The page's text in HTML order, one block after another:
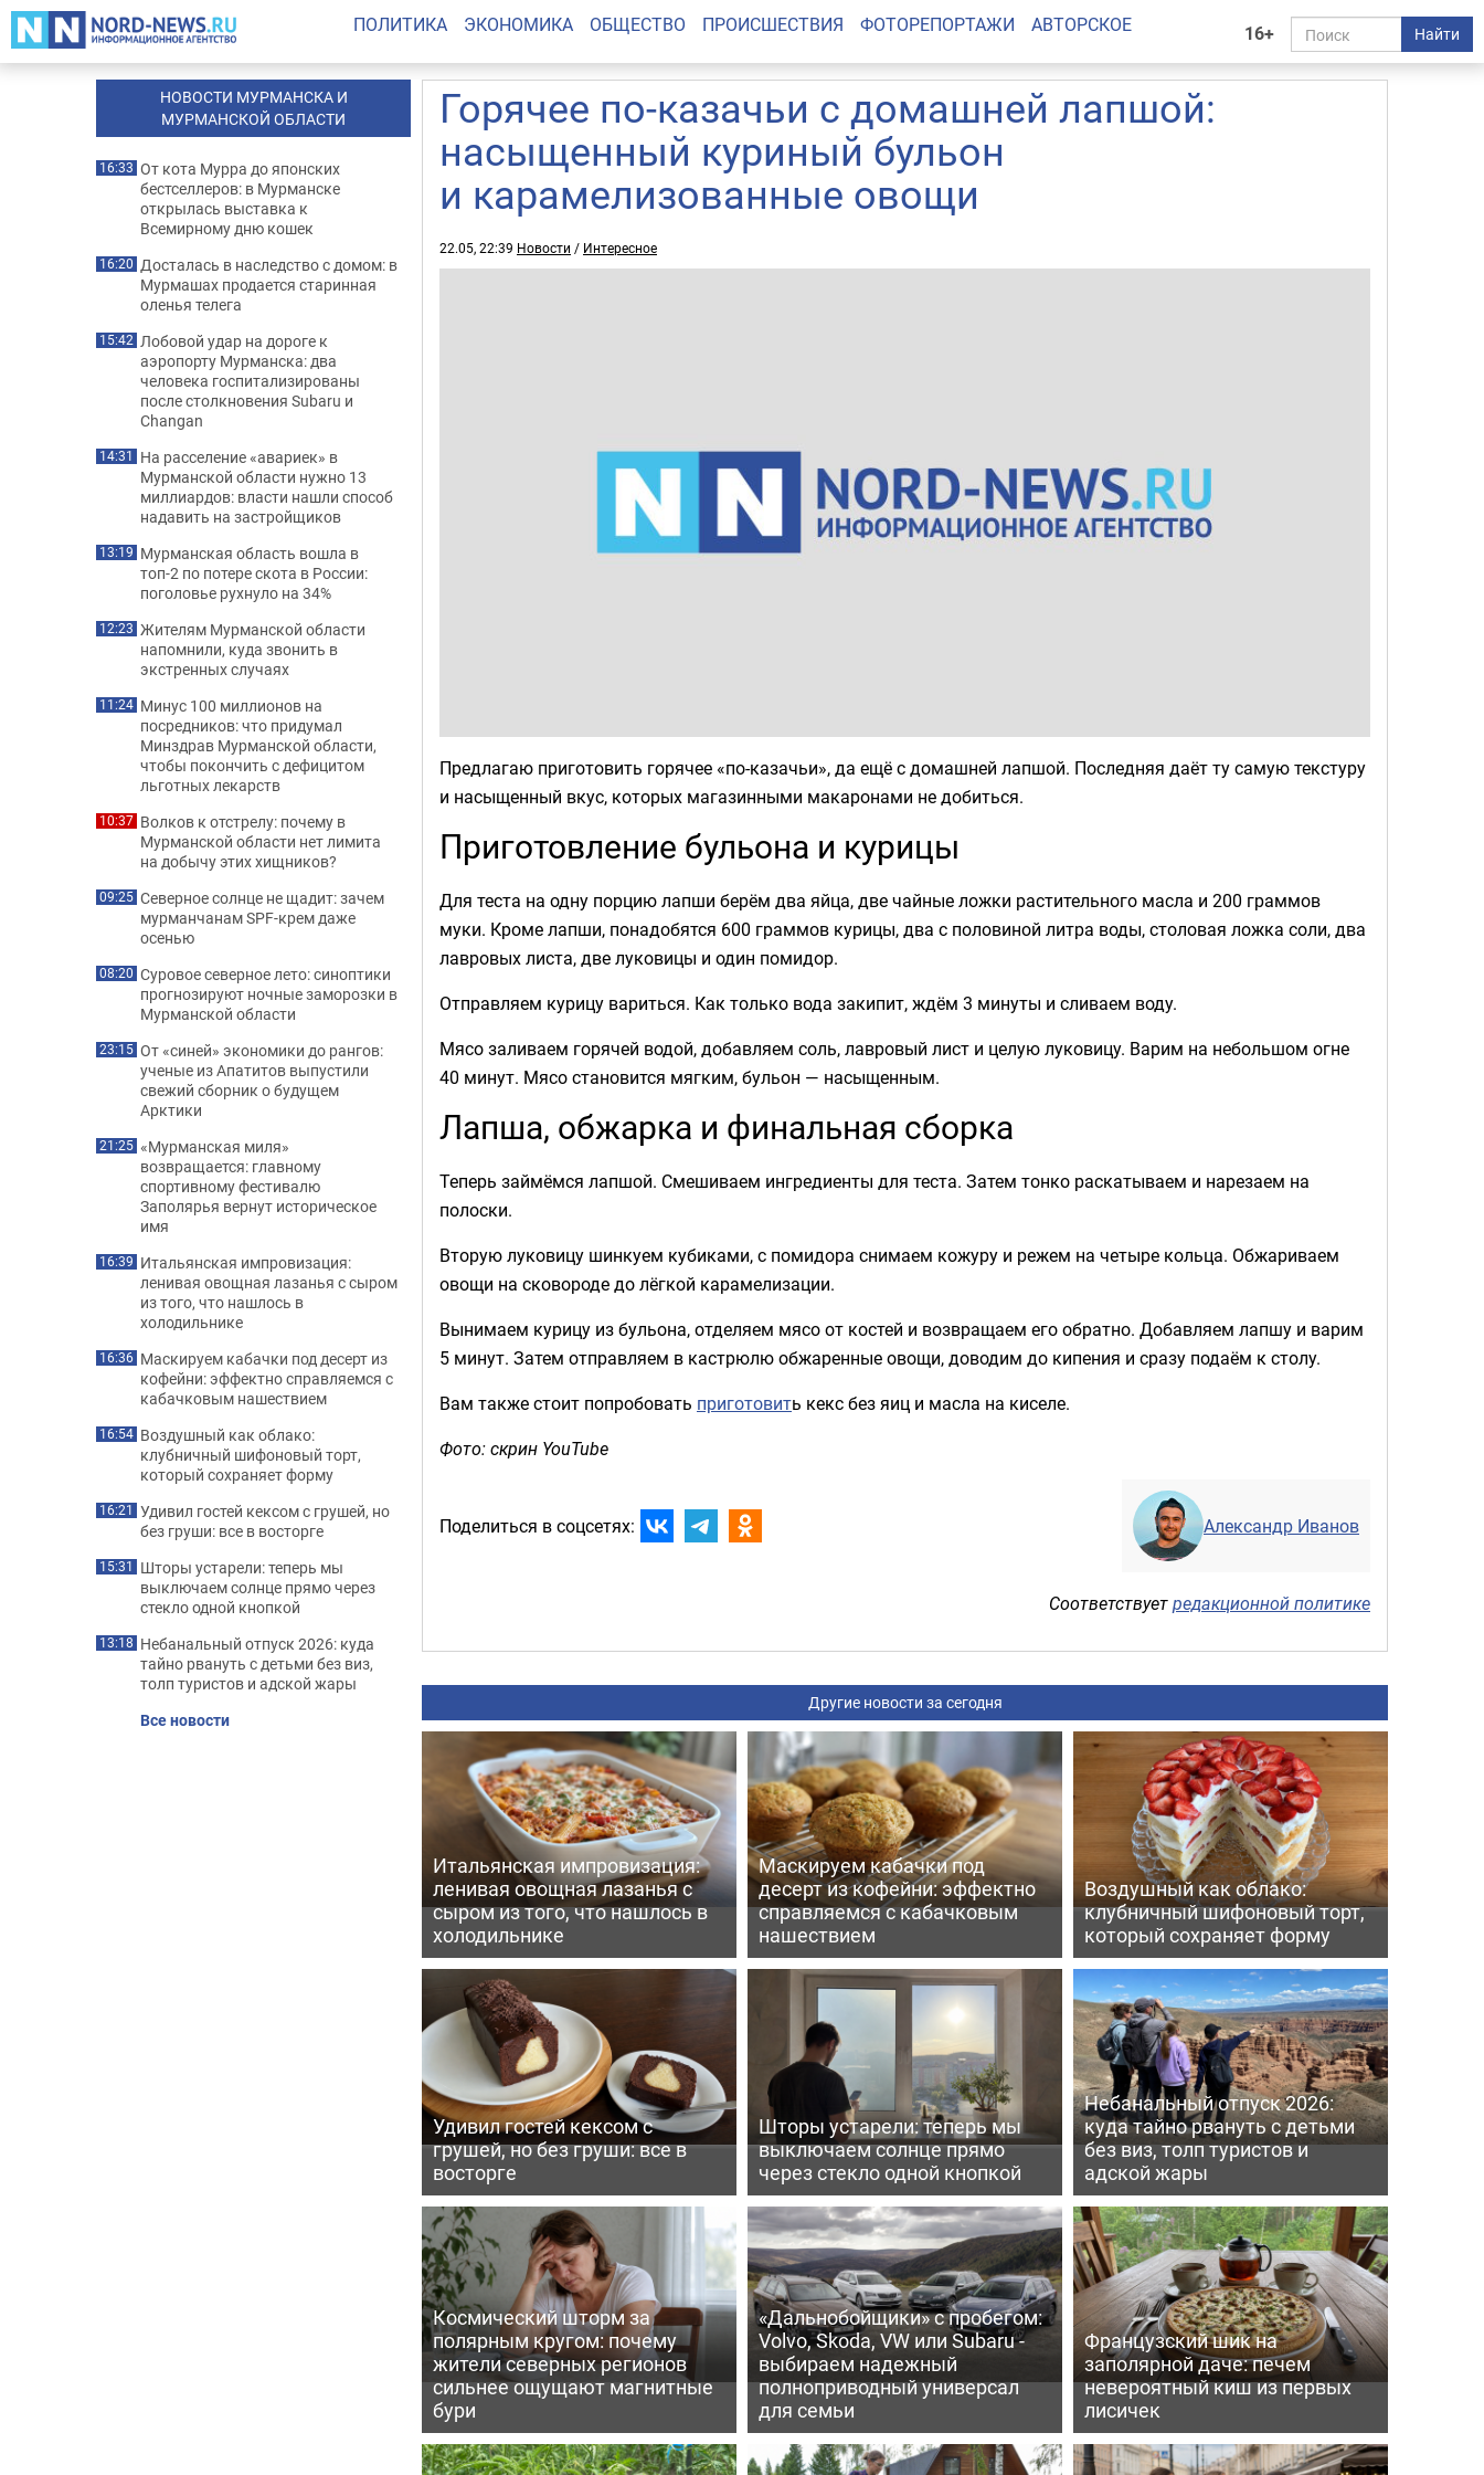
16+ Найти
ПОЛИТИКА ЭКОНОМИКА ОБЩЕСТВО ПРОИСШЕСТВИЯ ФОТОРЕПОРТАЖИ АВТОРСКОЕ
Горячее по-казачьи с домашней лапшой:
насыщенный куриный бульон
и карамелизованные овощи
22.05, 22:39 Новости / Интересное
Предлагаю приготовить горячее «по-казачьи», да ещё с домашней лапшой. Последняя даёт ту самую текстуру
и насыщенный вкус, которых магазинными макаронами не добиться.
Приготовление бульона и курицы
Для теста на одну порцию лапши берём два яйца, две чайные ложки растительного масла и 200 граммов
муки. Кроме лапши, понадобятся 600 граммов курицы, два с половиной литра воды, столовая ложка соли, два
лавровых листа, две луковицы и один помидор.
Отправляем курицу вариться. Как только вода закипит, ждём 3 минуты и сливаем воду.
Мясо заливаем горячей водой, добавляем соль, лавровый лист и целую луковицу. Варим на небольшом огне
40 минут. Мясо становится мягким, бульон — насыщенным.
Лапша, обжарка и финальная сборка
Теперь займёмся лапшой. Смешиваем ингредиенты для теста. Затем тонко раскатываем и нарезаем на
полоски.
Вторую луковицу шинкуем кубиками, с помидора снимаем кожуру и режем на четыре кольца. Обжариваем
овощи на сковороде до лёгкой карамелизации.
Вынимаем курицу из бульона, отделяем мясо от костей и возвращаем его обратно. Добавляем лапшу и варим
5 минут. Затем отправляем в кастрюлю обжаренные овощи, доводим до кипения и сразу подаём к столу.
Вам также стоит попробовать приготовить кекс без яиц и масла на киселе.
Фото: скрин YouTube
Поделиться в соцсетях: Александр Иванов
Соответствуетредакционной политике
Другие новости за сегодня
Итальянская импровизация:
ленивая овощная лазанья с
сыром из того, что нашлось в
холодильнике
Маскируем кабачки под
десерт из кофейни: эффектно
справляемся с кабачковым
нашествием
Воздушный как облако:
клубничный шифоновый торт,
который сохраняет форму
Удивил гостей кексом с
грушей, но без груши: все в
восторге
Шторы устарели: теперь мы
выключаем солнце прямо
через стекло одной кнопкой
Небанальный отпуск 2026:
куда тайно рвануть с детьми
без виз, толп туристов и
адской жары
Космический шторм за
полярным кругом: почему
жители северных регионов
сильнее ощущают магнитные
бури
«Дальнобойщики» с пробегом:
Volvo, Skoda, VW или Subaru -
выбираем надежный
полноприводный универсал
для семьи
Французский шик на
заполярной даче: печем
невероятный киш из первых
лисичек
НОВОСТИ МУРМАНСКА И
МУРМАНСКОЙ ОБЛАСТИ
16:33 От кота Мурра до японских
бестселлеров: в Мурманске
открылась выставка к
Всемирному дню кошек
16:20 Досталась в наследство с домом: в
Мурмашах продается старинная
оленья телега
15:42 Лобовой удар на дороге к
аэропорту Мурманска: два
человека госпитализированы
после столкновения Subaru и
Changan
14:31 На расселение «авариек» в
Мурманской области нужно 13
миллиардов: власти нашли способ
надавить на застройщиков
13:19 Мурманская область вошла в
топ-2 по потере скота в России:
поголовье рухнуло на 34%
12:23 Жителям Мурманской области
напомнили, куда звонить в
экстренных случаях
11:24 Минус 100 миллионов на
посредников: что придумал
Минздрав Мурманской области,
чтобы покончить с дефицитом
льготных лекарств
10:37 Волков к отстрелу: почему в
Мурманской области нет лимита
на добычу этих хищников?
09:25 Северное солнце не щадит: зачем
мурманчанам SPF-крем даже
осенью
08:20 Суровое северное лето: синоптики
прогнозируют ночные заморозки в
Мурманской области
23:15 От «синей» экономики до рангов:
ученые из Апатитов выпустили
свежий сборник о будущем
Арктики
21:25 «Мурманская миля»
возвращается: главному
спортивному фестивалю
Заполярья вернут историческое
имя
16:39 Итальянская импровизация:
ленивая овощная лазанья с сыром
из того, что нашлось в
холодильнике
16:36 Маскируем кабачки под десерт из
кофейни: эффектно справляемся с
кабачковым нашествием
16:54 Воздушный как облако:
клубничный шифоновый торт,
который сохраняет форму
16:21 Удивил гостей кексом с грушей, но
без груши: все в восторге
15:31 Шторы устарели: теперь мы
выключаем солнце прямо через
стекло одной кнопкой
13:18 Небанальный отпуск 2026: куда
тайно рвануть с детьми без виз,
толп туристов и адской жары
Все новости